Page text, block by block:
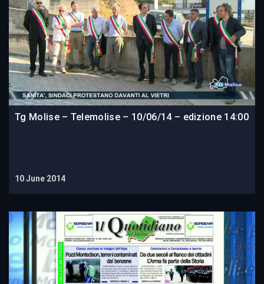
Tg Molise – Telemolise – 10/06/14 – edizione 14:00
10 June 2014